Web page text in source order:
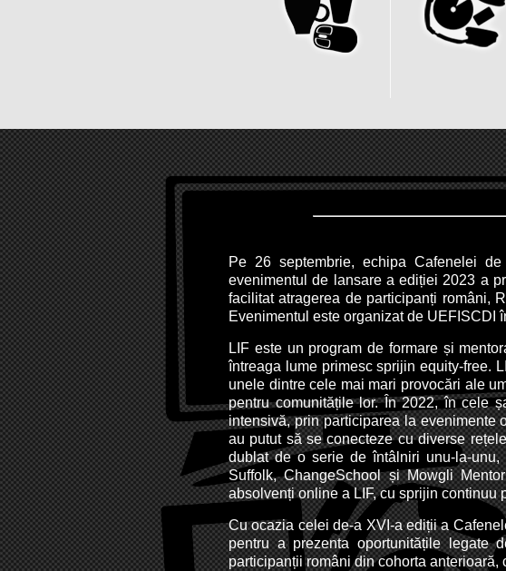
Pe 26 septembrie, echipa Cafenelei
evenimentul de lansare a ediției 2023 a
facilitat atragerea de participanți români,
Evenimentul este organizat de UEFISCDI
LIF este un program de formare și
întreaga lume primesc sprijin equity-free.
unele dintre cele mai mari provocări ale
pentru comunitățile lor. În 2022, în cele
intensivă, prin participarea la evenimente
au putut să se conecteze cu diverse
dublat de o serie de întâlniri unu-la-
Suffolk, ChangeSchool și Mowgli
absolvenți online a LIF, cu sprijin continuu
Cu ocazia celei de-a XVI-a ediții a
pentru a prezenta oportunitățile legate
participanții români din cohorta